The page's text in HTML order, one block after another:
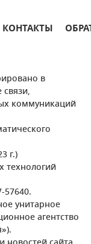
КОНТАКТЫ
в
коммуникаций
г.)
технологий
57640.
унитарное
агентство